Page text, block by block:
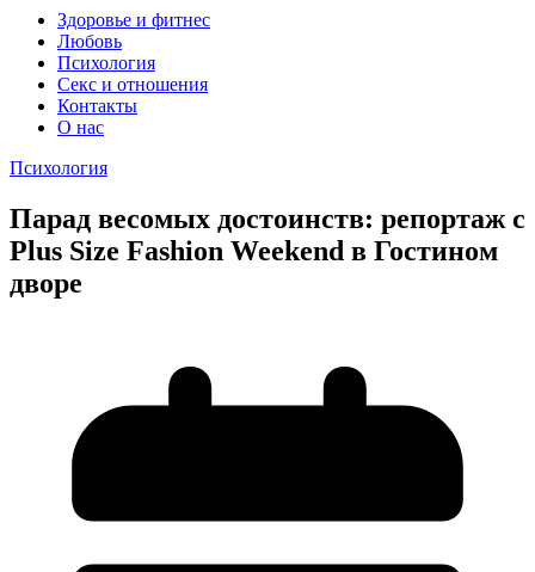
Здоровье и фитнес
Любовь
Психология
Секс и отношения
Контакты
О нас
Психология
Парад весомых достоинств: репортаж с
Plus Size Fashion Weekend в Гостином
дворе